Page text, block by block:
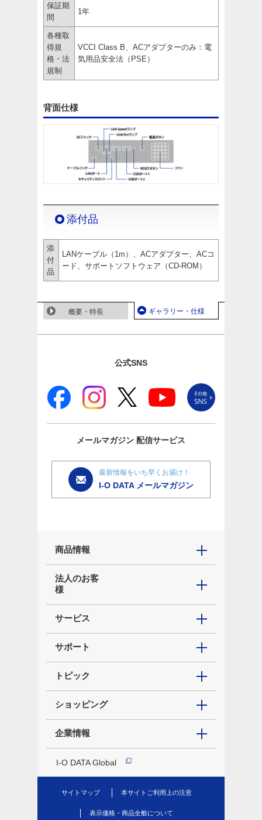
保証期
間
1年
各種取
得規
格・法
規制
VCCI Class B、ACアダプターのみ：電
気用品安全法（PSE）
背面仕様
添付品
添
付
品
LANケーブル（1m）、ACアダプター、ACコ
ード、サポートソフトウェア（CD-ROM）
概要・特長 ギャラリー・仕様
公式SNS
メールマガジン 配信サービス
最新情報をいち早くお届け！
I-O DATA メールマガジン
商品情報
法人のお客
様
サービス
サポート
トピック
ショッピング
企業情報
I-O DATA Global
サイトマップ 本サイトご利用上の注意
表示価格・商品全般について